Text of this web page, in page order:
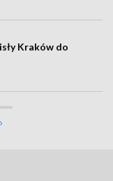
Kraków do